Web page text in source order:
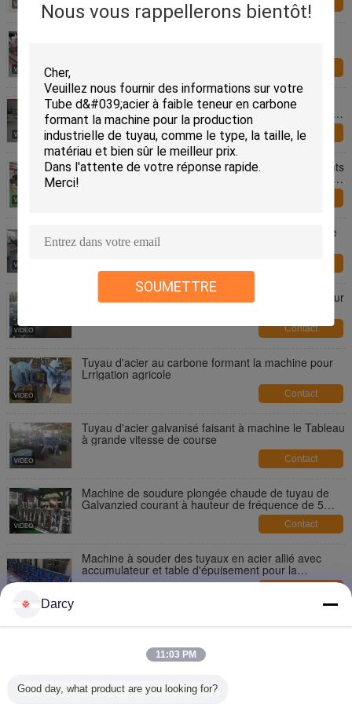
Nous vous rappellerons bientôt!
SOUMETTRE
Contact
Les usines de tubes d'acier standard ISO. Φ114 ∙
325 mm grande machine de broyeur de tubes pour
la production de tuyaux structurels, d'eau et
d'énergie. Contact
Machines de fabrication de tubes SS et équipements
de formage de rouleaux en acier galvanisé pour la
Tuyau d'acier de haute précision faisant la machine
avec le courant à haute fréquence
Bas tuyau d'acier de Cabon rendant la machine pour
Contact
Tuyau d'acier au carbone formant la machine pour
Lrrigation agricole
Contact
Tuyau d'acier galvanisé faisant à machine le Tableau
à grande vitesse de course
Contact
Machine de soudure plongée chaude de tuyau de
Galvanzied courant à hauteur de fréquence de 5
Contact
Machine à souder des tuyaux en acier allié avec
accumulateur et table d'épuisement pour la
production continue de tuyaux industriels
Machine d'essai hydraulique de grande taille de 3 de
Tuyau d'acier à grande vitesse faisant la machine
Darcy
11:03 PM
Good day, what product are you looking for?